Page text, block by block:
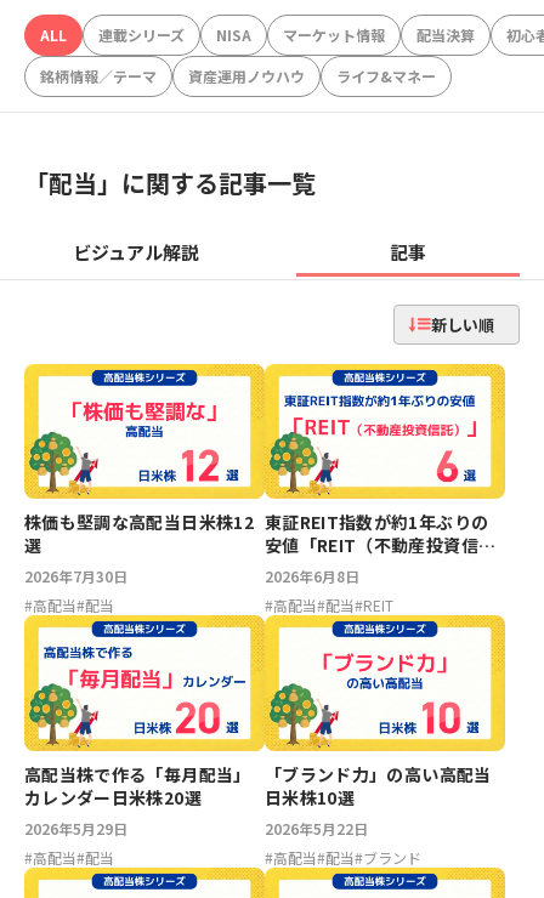
ALL 連載シリーズ NISA マーケット情報 配当決算
初心
銘柄情報／テーマ
資産運用ノウハウ ライフ&マネー
「配当」に関する記事一覧
ビジュアル解説 記事
新しい順
株価も堅調な高配当日米株12
選
2026年7月30日
#高配当#配当
東証REIT指数が約1年ぶりの
安値「REIT（不動産投資信
託）」6選
2026年6月8日
#高配当#配当#REIT
高配当株で作る「毎月配当」
カレンダー日米株20選
2026年5月29日
#高配当#配当
「ブランド力」の高い高配当
日米株10選
2026年5月22日
#高配当#配当#ブランド